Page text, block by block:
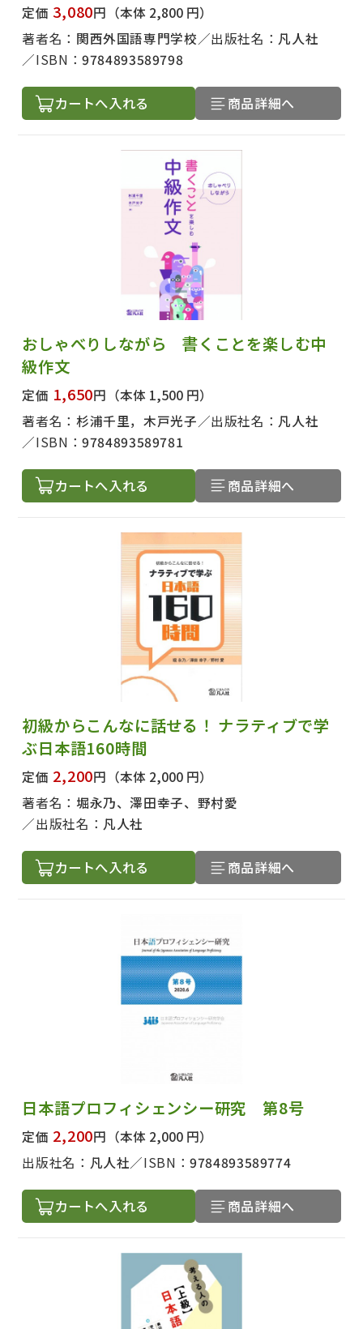
定価 3,080円 （本体 2,800 円）
著者名： 関西外国語専門学校 出版社名： 凡人社
ISBN：9784893589798
カートへ入れる 商品詳細へ
おしゃべりしながら 書くことを楽しむ中
級作文
定価 1,650円 （本体 1,500 円）
著者名： 杉浦千里，木戸光子 出版社名： 凡人社
ISBN：9784893589781
カートへ入れる 商品詳細へ
初級からこんなに話せる！ ナラティブで学
ぶ日本語160時間
定価 2,200円 （本体 2,000 円）
著者名： 堀永乃、澤田幸子、野村愛
出版社名： 凡人社
カートへ入れる 商品詳細へ
日本語プロフィシェンシー研究 第8号
定価 2,200円 （本体 2,000 円）
出版社名： 凡人社 ISBN：9784893589774
カートへ入れる 商品詳細へ